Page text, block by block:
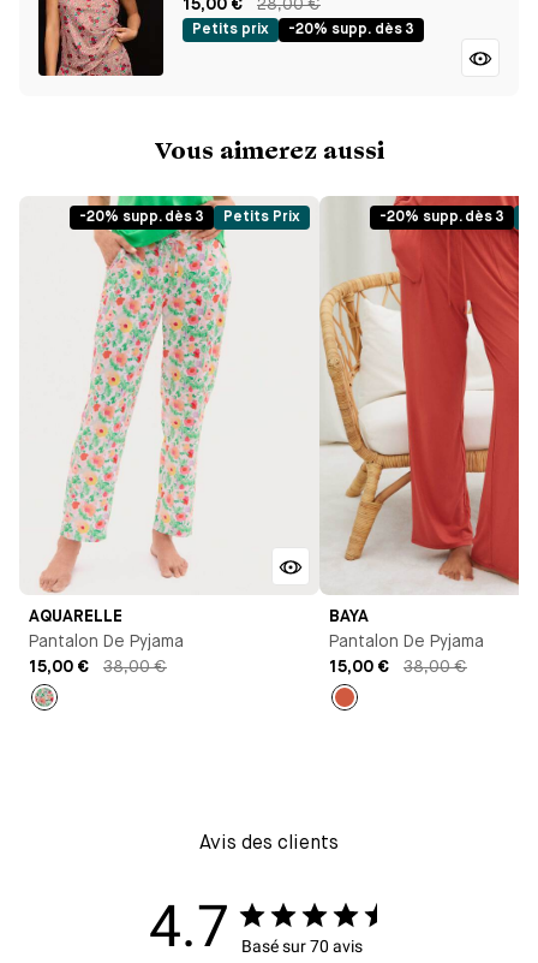
15,00 € 28,00 €
Petits prix -20% supp. dès 3
Vous aimerez aussi
-20% supp. dès 3 Petits Prix
AQUARELLE
Pantalon De Pyjama
15,00 €
38,00 €
-20% supp. dès 3
BAYA
Pantalon De Pyjama
15,00 €
38,00 €
Avis des clients
4.7 Basé sur 70 avis